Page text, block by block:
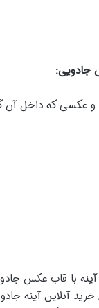
جادویی:
عکسی که داخل آن